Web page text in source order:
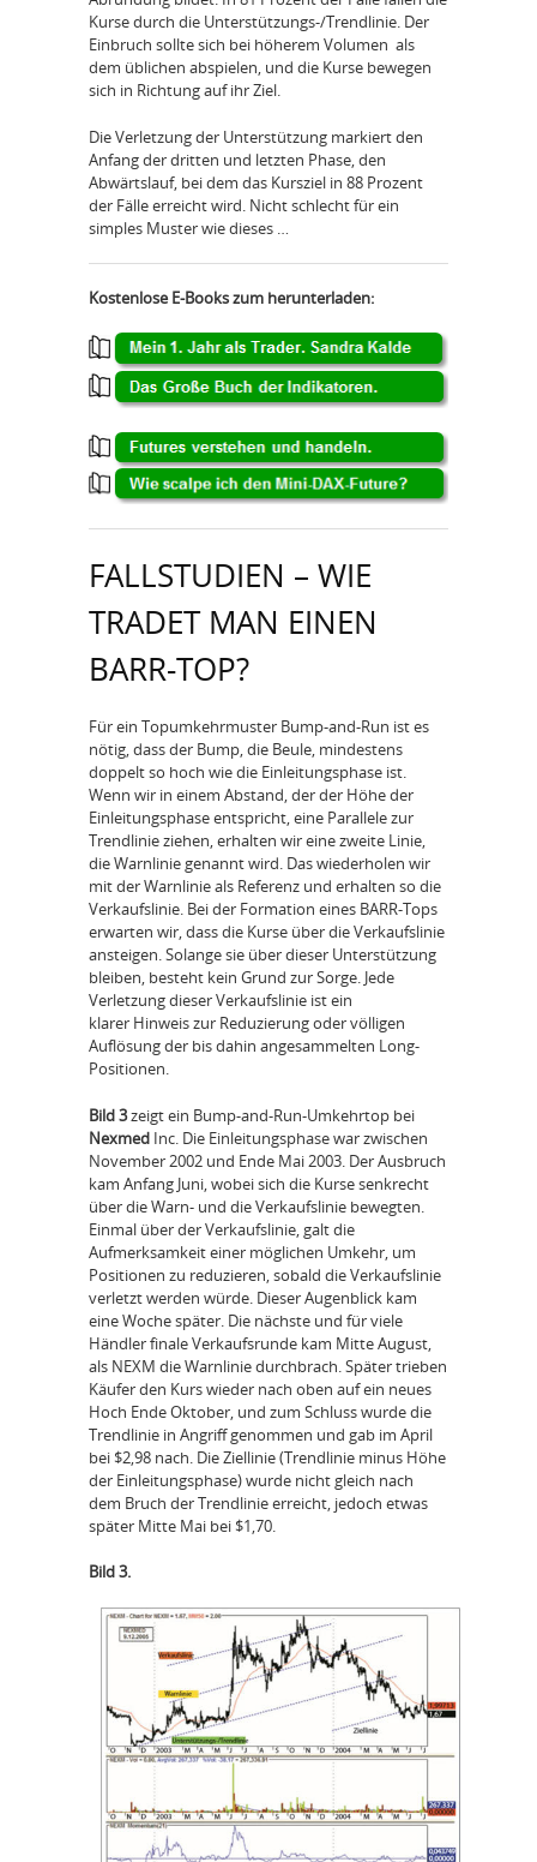
Kurse durch die Unterstützungs-/Trendlinie. Der
Einbruch sollte sich bei höherem Volumen als
dem üblichen abspielen, und die Kurse bewegen
sich in Richtung auf ihr Ziel.
Die Verletzung der Unterstützung markiert den
Anfang der dritten und letzten Phase, den
Abwärtslauf, bei dem das Kursziel in 88 Prozent
der Fälle erreicht wird. Nicht schlecht für ein
simples Muster wie dieses …
Kostenlose E-Books zum herunterladen:
FALLSTUDIEN – WIE
TRADET MAN EINEN
BARR-TOP?
Für ein Topumkehrmuster Bump-and-Run ist es
nötig, dass der Bump, die Beule, mindestens
doppelt so hoch wie die Einleitungsphase ist.
Wenn wir in einem Abstand, der der Höhe der
Einleitungsphase entspricht, eine Parallele zur
Trendlinie ziehen, erhalten wir eine zweite Linie,
die Warnlinie genannt wird. Das wiederholen wir
mit der Warnlinie als Referenz und erhalten so die
Verkaufslinie. Bei der Formation eines BARR-Tops
erwarten wir, dass die Kurse über die Verkaufslinie
ansteigen. Solange sie über dieser Unterstützung
bleiben, besteht kein Grund zur Sorge. Jede
Verletzung dieser Verkaufslinie ist ein
klarer Hinweis zur Reduzierung oder völligen
Auflösung der bis dahin angesammelten Long-
Positionen.
Bild 3zeigt ein Bump-and-Run-Umkehrtop bei
Nexmed Inc. Die Einleitungsphase war zwischen
November 2002 und Ende Mai 2003. Der Ausbruch
kam Anfang Juni, wobei sich die Kurse senkrecht
über die Warn- und die Verkaufslinie bewegten.
Einmal über der Verkaufslinie, galt die
Aufmerksamkeit einer möglichen Umkehr, um
Positionen zu reduzieren, sobald die Verkaufslinie
verletzt werden würde. Dieser Augenblick kam
eine Woche später. Die nächste und für viele
Händler finale Verkaufsrunde kam Mitte August,
als NEXM die Warnlinie durchbrach. Später trieben
Käufer den Kurs wieder nach oben auf ein neues
Hoch Ende Oktober, und zum Schluss wurde die
Trendlinie in Angriff genommen und gab im April
bei $2,98 nach. Die Ziellinie (Trendlinie minus Höhe
der Einleitungsphase) wurde nicht gleich nach
dem Bruch der Trendlinie erreicht, jedoch etwas
später Mitte Mai bei $1,70.
Bild 3.